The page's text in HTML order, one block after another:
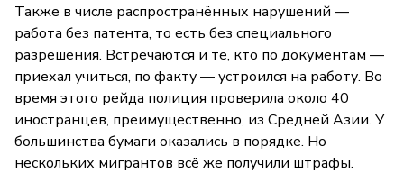
Также в числе распространённых нарушений —
работа без патента, то есть без специального
разрешения. Встречаются и те, кто по документам —
приехал учиться, по факту — устроился на работу. Во
время этого рейда полиция проверила около 40
иностранцев, преимущественно, из Средней Азии. У
большинства бумаги оказались в порядке. Но
нескольких мигрантов всё же получили штрафы.